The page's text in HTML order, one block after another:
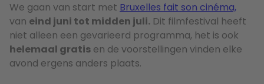
We gaan van start met Bruxelles fait son cinéma,
van eind juni tot midden juli. Dit filmfestival heeft
niet alleen een gevarieerd programma, het is ook
helemaal gratis en de voorstellingen vinden elke
avond ergens anders plaats.